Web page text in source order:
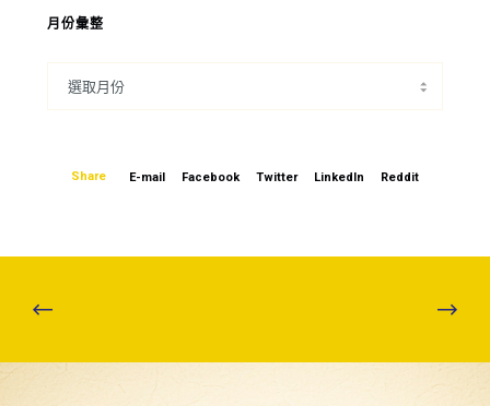
月份彙整
Share E-mail Facebook Twitter LinkedIn Reddit